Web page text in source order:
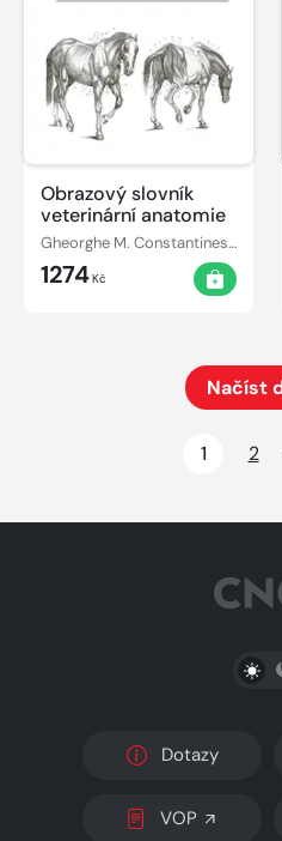
Obrazový slovník
veterinární anatomie
Gheorghe M. Constantinescu
1274Kč
Načíst
1
2
Dotazy
VOP